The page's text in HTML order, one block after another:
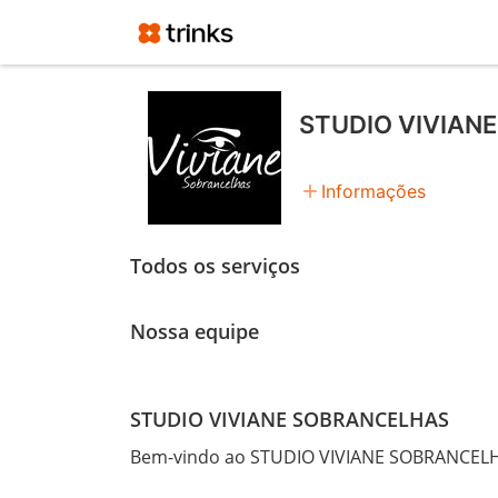
STUDIO
add Informações
Todos os serviços
Nossa equipe
STUDIO VIVIANE SOBRANCELHAS
Bem-vindo ao STUDIO VIVIANE